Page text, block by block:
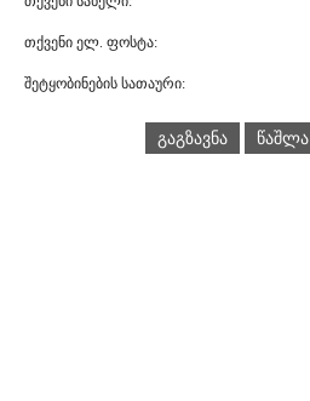
თქვენი ელ. ფოსტა:
შეტყობინების სათაური:
გაგზავნა წაშლა